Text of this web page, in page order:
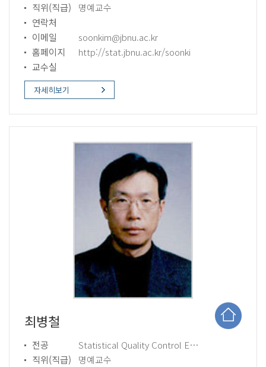
직위(직급)
명예교수
연락처
이메일
soonkim@jbnu.ac.kr
홈페이지
http://stat.jbnu.ac.kr/soonki
교수실
자세히보기
최병철
전공
Statistical Quality Control Experimental Designs
직위(직급)
명예교수